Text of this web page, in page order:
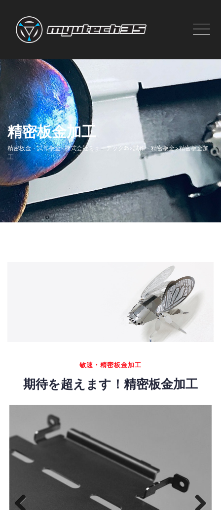
content
精密板金加工
精密板金・試作板金 - 株式会社ミューテック35 > 試作・精密板金>精密板金加
工
敏速・精密板金加工
期待を超えます！精密板金加工